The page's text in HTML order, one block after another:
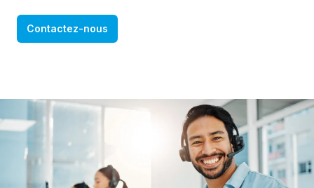
Contactez-nous